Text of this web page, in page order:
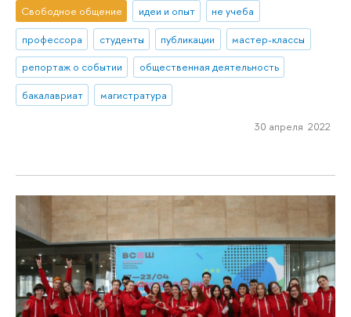
Свободное общение идеи и опыт
не учеба
профессора
студенты публикации
мастер-классы
репортаж о событии
общественная деятельность
бакалавриат
магистратура
30 апреля 2022